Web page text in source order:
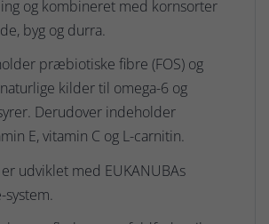
og kombineret med kornsorter
byg og durra.
præbiotiske fibre (FOS) og
kilder til omega-6 og
Derudover indeholder
E, vitamin C og L-carnitin.
udviklet med EUKANUBAs
system.